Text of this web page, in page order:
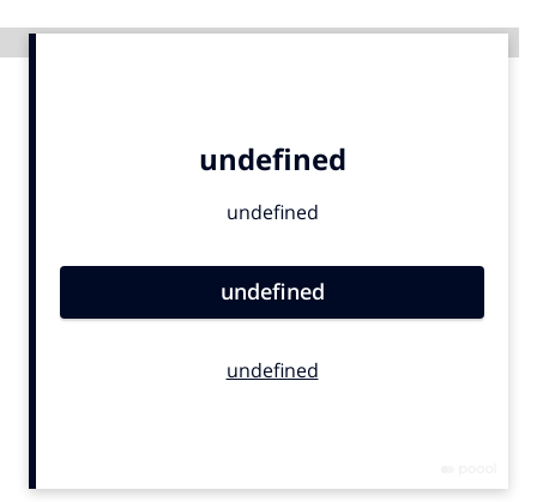
Academy
Carriere
Contentmarketing
Digital transformation